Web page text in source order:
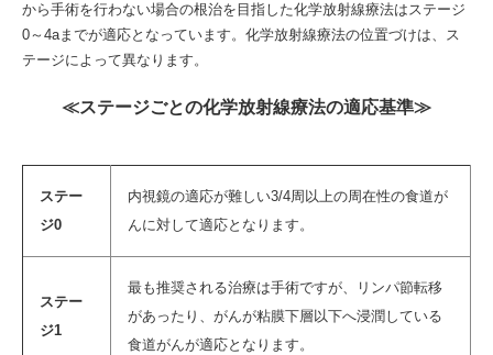
から手術を行わない場合の根治を目指した化学放射線療法はステージ
0～4aまでが適応となっています。化学放射線療法の位置づけは、ス
テージによって異なります。
≪ステージごとの化学放射線療法の適応基準≫
ステー
ジ0
内視鏡の適応が難しい3/4周以上の周在性の食道が
んに対して適応となります。
ステー
ジ1
最も推奨される治療は手術ですが、リンパ節転移
があったり、がんが粘膜下層以下へ浸潤している
食道がんが適応となります。